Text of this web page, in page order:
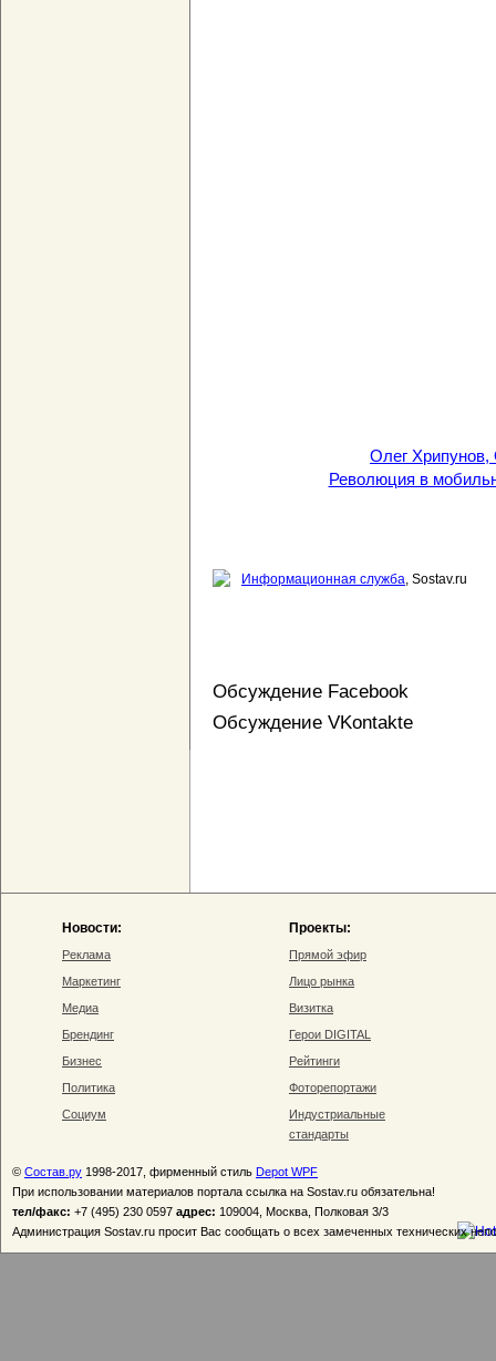
Олег Хрипунов,
Революция в
Информационная служба, Sostav.ru
Обсуждение Facebook
Обсуждение VKontakte
Новости:
Реклама
Маркетинг
Медиа
Брендинг
Бизнес
Политика
Социум
Проекты:
Прямой эфир
Лицо рынка
Визитка
Герои DIGITAL
Рейтинги
Фоторепортажи
Индустриальные
стандарты
© Состав.ру 1998-2017, фирменный стиль Depot WPF
При использовании материалов портала ссылка на Sostav.ru обязательна!
тел/факс: +7 (495) 230 0597 адрес: 109004, Москва, Полковая 3/3
Администрация Sostav.ru просит Вас сообщать о всех замеченных технических